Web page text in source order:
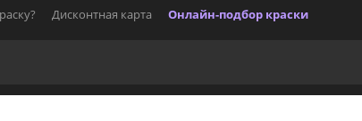
Дисконтная карта Онлайн-подбор краски